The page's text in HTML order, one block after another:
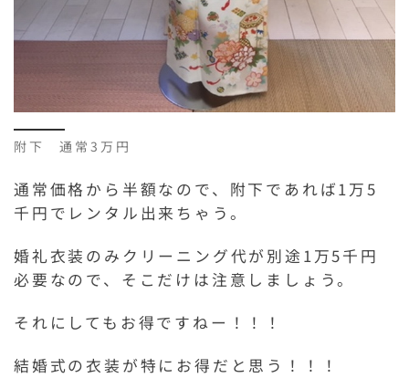
附下 通常3万円
通常価格から半額なので、附下であれば1万5
千円でレンタル出来ちゃう。
婚礼衣装のみクリーニング代が別途1万5千円
必要なので、そこだけは注意しましょう。
それにしてもお得ですねー！！！
結婚式の衣装が特にお得だと思う！！！